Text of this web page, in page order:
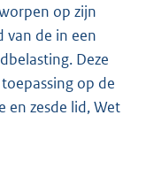
op zijn
van de in een
Deze
op de
en zesde lid, Wet